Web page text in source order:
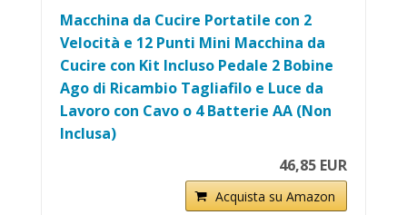
Macchina da Cucire Portatile con 2
Velocità e 12 Punti Mini Macchina da
Cucire con Kit Incluso Pedale 2 Bobine
Ago di Ricambio Tagliafilo e Luce da
Lavoro con Cavo o 4 Batterie AA (Non
Inclusa)
46,85 EUR
Acquista su Amazon